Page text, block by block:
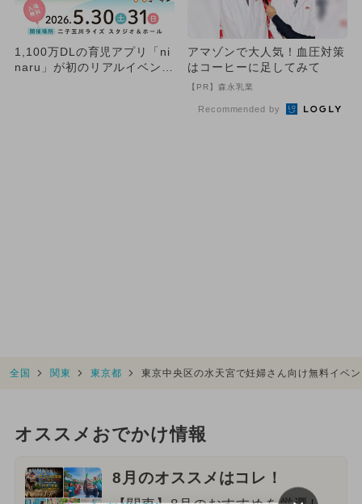
1,100万DLの育児アプリ「ni
naru」が初のリアルイベン
アマゾンで大人気！血圧対策
はコーヒーに足してみて
【PR】森永乳業
Recommended by
全国 関東 東京都 東京中央区の水天宮で妊婦さん向け無料イベ
オススメおでかけ情報
8月のオススメはコレ！